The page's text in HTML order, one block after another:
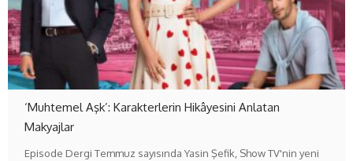
‘Muhtemel Aşk’: Karakterlerin Hikâyesini Anlatan
Makyajlar
Episode Dergi Temmuz sayısında Yasin Şefik, Show TV'nin yeni